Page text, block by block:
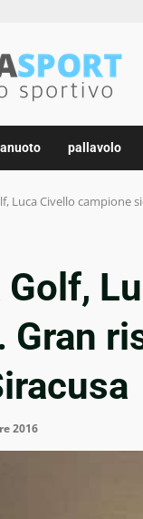
pallavolo
Luca Civello campione
Golf,
Gran
2016